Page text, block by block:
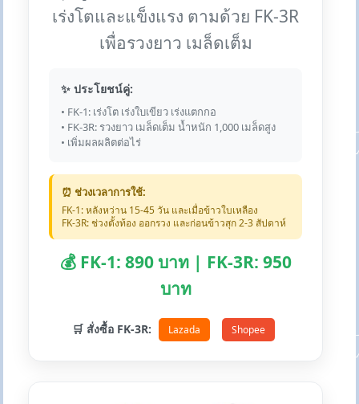
เร่งโตและแข็งแรง ตามด้วย FK-3R
เพื่อรวงยาว เมล็ดเต็ม
✨ ประโยชน์คู่:
• FK-1: เร่งโต เร่งใบเขียว เร่งแตกกอ
• FK-3R: รวงยาว เมล็ดเต็ม น้ำหนัก 1,000 เมล็ดสูง
• เพิ่มผลผลิตต่อไร่
⏰ ช่วงเวลาการใช้:
FK-1: หลังหว่าน 15-45 วัน และเมื่อข้าวใบเหลือง
FK-3R: ช่วงตั้งท้อง ออกรวง และก่อนข้าวสุก 2-3 สัปดาห์
💰 FK-1: 890 บาท | FK-3R: 950
บาท
🛒 สั่งซื้อ FK-3R: Lazada Shopee